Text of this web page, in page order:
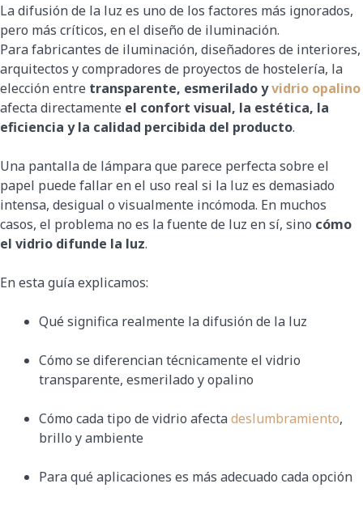
La difusión de la luz es uno de los factores más ignorados,
pero más críticos, en el diseño de iluminación.
Para fabricantes de iluminación, diseñadores de interiores,
arquitectos y compradores de proyectos de hostelería, la
elección entre transparente, esmerilado yvidrio opalino
afecta directamente el confort visual, la estética, la
eficiencia y la calidad percibida del producto.
Una pantalla de lámpara que parece perfecta sobre el
papel puede fallar en el uso real si la luz es demasiado
intensa, desigual o visualmente incómoda. En muchos
casos, el problema no es la fuente de luz en sí, sino cómo
el vidrio difunde la luz.
En esta guía explicamos:
Qué significa realmente la difusión de la luz
Cómo se diferencian técnicamente el vidrio
transparente, esmerilado y opalino
Cómo cada tipo de vidrio afectadeslumbramiento,
brillo y ambiente
Para qué aplicaciones es más adecuado cada opción